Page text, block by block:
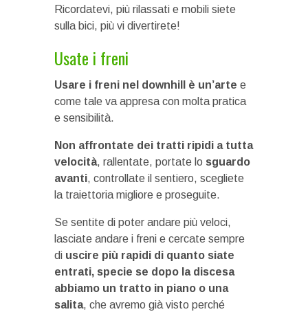
Ricordatevi, più rilassati e mobili siete
sulla bici, più vi divertirete!
Usate i freni
Usare i freni nel downhill è un’arte e
come tale va appresa con molta pratica
e sensibilità.
Non affrontate dei tratti ripidi a tutta
velocità, rallentate, portate lo sguardo
avanti, controllate il sentiero, scegliete
la traiettoria migliore e proseguite.
Se sentite di poter andare più veloci,
lasciate andare i freni e cercate sempre
di uscire più rapidi di quanto siate
entrati, specie se dopo la discesa
abbiamo un tratto in piano o una
salita, che avremo già visto perché